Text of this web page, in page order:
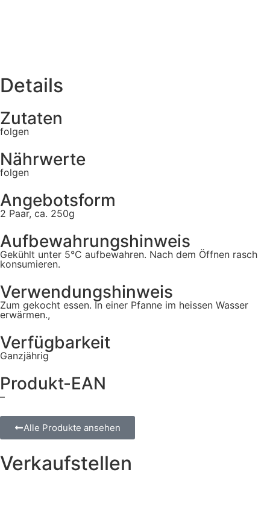
Details
Zutaten
folgen
Nährwerte
folgen
Angebotsform
2 Paar, ca. 250g
Aufbewahrungshinweis
Gekühlt unter 5°C aufbewahren. Nach dem Öffnen rasch
konsumieren.
Verwendungshinweis
Zum gekocht essen. In einer Pfanne im heissen Wasser
erwärmen.,
Verfügbarkeit
Ganzjährig
Produkt-EAN
–
Alle Produkte ansehen
Verkaufstellen